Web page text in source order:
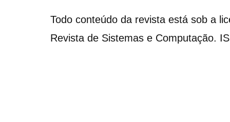
Todo conteúdo da revista está sob a
Revista de Sistemas e Computação.